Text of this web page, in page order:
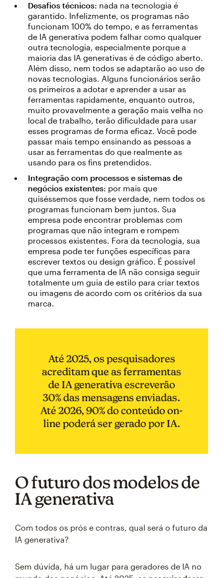
Desafios técnicos: nada na tecnologia é
garantido. Infelizmente, os programas não
funcionam 100% do tempo, e as ferramentas
de IA generativa podem falhar como qualquer
outra tecnologia, especialmente porque a
maioria das IA generativas é de código aberto.
Além disso, nem todos se adaptarão ao uso de
novas tecnologias. Alguns funcionários serão
os primeiros a adotar e aprender a usar as
ferramentas rapidamente, enquanto outros,
muito provavelmente a geração mais velha no
local de trabalho, terão dificuldade para usar
esses programas de forma eficaz. Você pode
passar mais tempo ensinando as pessoas a
usar as ferramentas do que realmente as
usando para os fins pretendidos.
Integração com processos e sistemas de
negócios existentes: por mais que
quiséssemos que fosse verdade, nem todos os
programas funcionam bem juntos. Sua
empresa pode encontrar problemas com
programas que não integram e rompem
processos existentes. Fora da tecnologia, sua
empresa pode ter funções específicas para
escrever textos ou design gráfico. É possível
que uma ferramenta de IA não consiga seguir
totalmente um guia de estilo para criar textos
ou imagens de acordo com os critérios da sua
marca.
Até 2025, os pesquisadores
acreditam que as ferramentas
de IA generativa escreverão
30% das mensagens enviadas.
Até 2026, 90% do conteúdo on-
line poderá ser gerado por IA.
O futuro dos modelos de
IA generativa
Com todos os prós e contras, qual será o futuro da
IA generativa?
Sem dúvida, há um lugar para geradores de IA no